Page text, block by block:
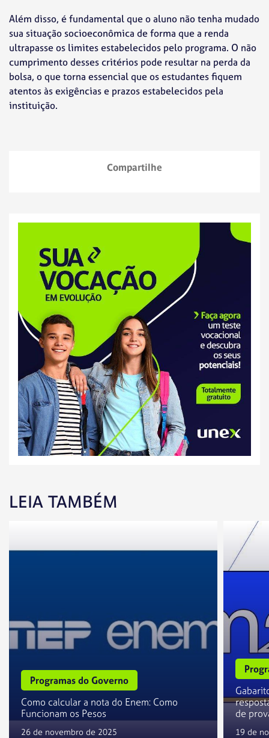
Além disso, é fundamental que o aluno não tenha mudado
sua situação socioeconômica de forma que a renda
ultrapasse os limites estabelecidos pelo programa. O não
cumprimento desses critérios pode resultar na perda da
bolsa, o que torna essencial que os estudantes fiquem
atentos às exigências e prazos estabelecidos pela
instituição.
Compartilhe
LEIA TAMBÉM
Programas do Governo
Como calcular a nota do Enem: Como
Funcionam os Pesos
26 de novembro de 2025
de
19 de